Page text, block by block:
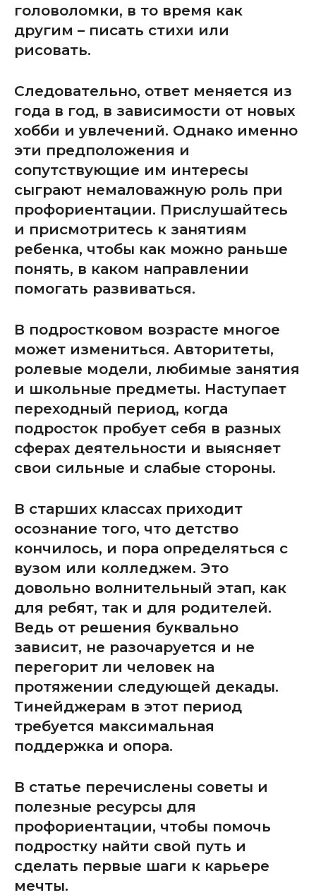
головоломки, в то время как
другим – писать стихи или
рисовать.
Следовательно, ответ меняется из
года в год, в зависимости от новых
хобби и увлечений. Однако именно
эти предположения и
сопутствующие им интересы
сыграют немаловажную роль при
профориентации. Прислушайтесь
и присмотритесь к занятиям
ребенка, чтобы как можно раньше
понять, в каком направлении
помогать развиваться.
В подростковом возрасте многое
может измениться. Авторитеты,
ролевые модели, любимые занятия
и школьные предметы. Наступает
переходный период, когда
подросток пробует себя в разных
сферах деятельности и выясняет
свои сильные и слабые стороны.
В старших классах приходит
осознание того, что детство
кончилось, и пора определяться с
вузом или колледжем. Это
довольно волнительный этап, как
для ребят, так и для родителей.
Ведь от решения буквально
зависит, не разочаруется и не
перегорит ли человек на
протяжении следующей декады.
Тинейджерам в этот период
требуется максимальная
поддержка и опора.
В статье перечислены советы и
полезные ресурсы для
профориентации, чтобы помочь
подростку найти свой путь и
сделать первые шаги к карьере
мечты.